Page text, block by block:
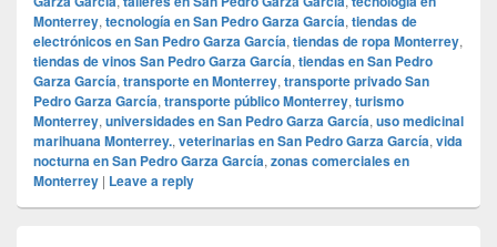
Monterrey, tecnología en San Pedro Garza García, tiendas de
electrónicos en San Pedro Garza García, tiendas de ropa Monterrey,
tiendas de vinos San Pedro Garza García, tiendas en San Pedro
Garza García, transporte en Monterrey, transporte privado San
Pedro Garza García, transporte público Monterrey, turismo
Monterrey, universidades en San Pedro Garza García, uso medicinal
marihuana Monterrey., veterinarias en San Pedro Garza García, vida
nocturna en San Pedro Garza García, zonas comerciales en
Monterrey | Leave a reply